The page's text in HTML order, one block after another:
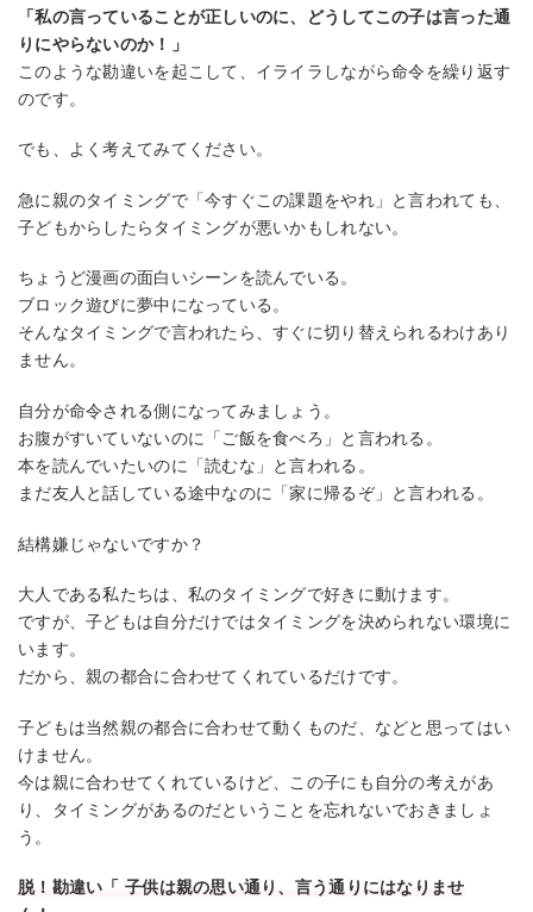
「私の言っていることが正しいのに、どうしてこの子は言った通
りにやらないのか！」
このような勘違いを起こして、イライラしながら命令を繰り返す
のです。
でも、よく考えてみてください。
急に親のタイミングで「今すぐこの課題をやれ」と言われても、
子どもからしたらタイミングが悪いかもしれない。
ちょうど漫画の面白いシーンを読んでいる。
ブロック遊びに夢中になっている。
そんなタイミングで言われたら、すぐに切り替えられるわけあり
ません。
自分が命令される側になってみましょう。
お腹がすいていないのに「ご飯を食べろ」と言われる。
本を読んでいたいのに「読むな」と言われる。
まだ友人と話している途中なのに「家に帰るぞ」と言われる。
結構嫌じゃないですか？
大人である私たちは、私のタイミングで好きに動けます。
ですが、子どもは自分だけではタイミングを決められない環境に
います。
だから、親の都合に合わせてくれているだけです。
子どもは当然親の都合に合わせて動くものだ、などと思ってはい
けません。
今は親に合わせてくれているけど、この子にも自分の考えがあ
り、タイミングがあるのだということを忘れないでおきましょ
う。
脱！勘違い「 子供は親の思い通り、言う通りにはなりませ